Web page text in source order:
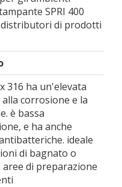
SPRI 400
di prodotti
316 ha un'elevata
corrosione e la
è bassa
e ha anche
ideale
di bagnato o
aree di preparazione